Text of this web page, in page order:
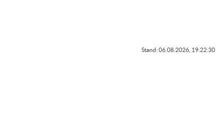
Stand: 06.08.2026, 19:22:30